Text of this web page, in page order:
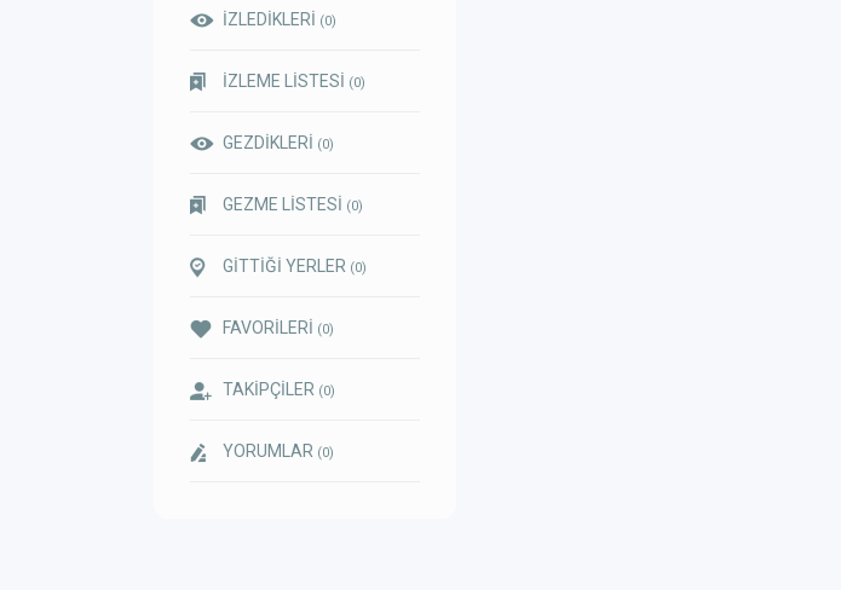
İZLEDİKLERİ (0)
İZLEME LİSTESİ (0)
GEZDİKLERİ (0)
GEZME LİSTESİ (0)
GİTTİĞİ YERLER (0)
FAVORİLERİ (0)
TAKİPÇİLER (0)
YORUMLAR (0)